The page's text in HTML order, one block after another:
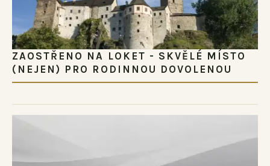
ZAOSTŘENO NA LOKET - SKVĚLÉ MÍSTO
(NEJEN) PRO RODINNOU DOVOLENOU